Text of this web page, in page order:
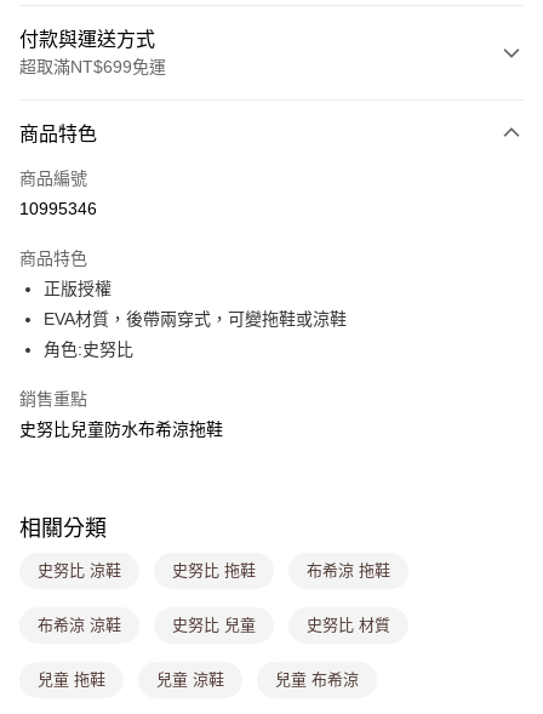
付款與運送方式
超取滿NT$699免運
信用卡一次付款
超商取貨付款
Apple Pay
街口支付
Google Pay
【大哥付你分期使用說明】
1.本服務由台灣大哥大提供，台灣大哥大用戶可立即使用無須另外申請。
2.付款方式選擇「大哥付你分期」，訂單成立後會自動跳轉到大哥付的交易
3.實際核准額度、可分期數及費用金額請依後續交易確認頁面所載為準。
消。如遇「轉專審核」未通過狀況，表示未達大哥付你分期系統評分，恕無
ATM付款
全家取貨付款
每筆NT$80，滿NT$699(含以上)免運費
商品特色
商品編號
10995346
商品特色
正版授權
EVA材質，後帶兩穿式，可變拖鞋或涼鞋
角色:史努比
銷售重點
史努比兒童防水布希涼拖鞋
相關分類
史努比 涼鞋 史努比 拖鞋 布希涼 拖鞋
布希涼 涼鞋 史努比 兒童 史努比 材質
兒童 拖鞋 兒童 涼鞋 兒童 布希涼